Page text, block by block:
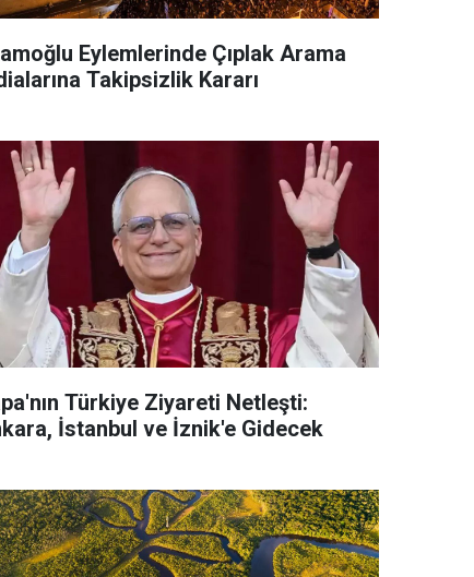
Eylemlerinde Çıplak Arama
Takipsizlik Kararı
Türkiye Ziyareti Netleşti:
İstanbul ve İznik'e Gidecek